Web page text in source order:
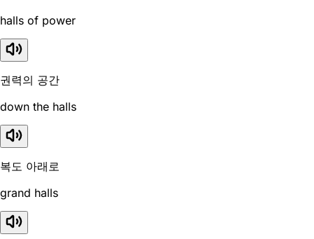
halls of power
권력의 공간
down the halls
복도 아래로
grand halls